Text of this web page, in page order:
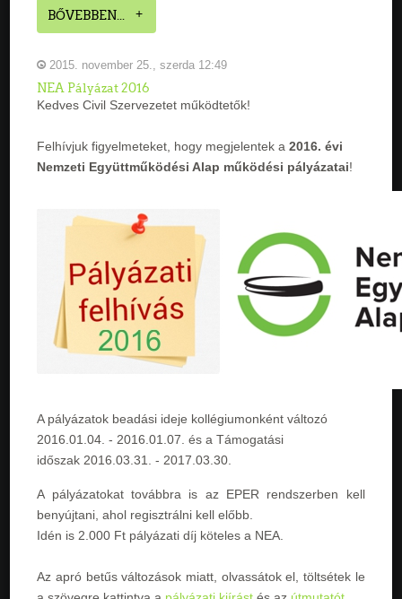
BŐVEBBEN...
2015. november 25., szerda 12:49
NEA Pályázat 2016
Kedves Civil Szervezetet működtetők!
Felhívjuk figyelmeteket, hogy megjelentek a2016. évi
Nemzeti Együttműködési Alap működési pályázatai!
A pályázatok beadási ideje kollégiumonként változó
2016.01.04. - 2016.01.07 . és a Támogatási
időszak 2016.03.31. - 2017.03.30
A pályázatokat továbbra is az EPER rendszerben kell
benyújtani, ahol regisztrálni kell előbb.
Idén is 2.000 Ft pályázati díj köteles a NEA.
Az apró betűs változások miatt, olvassátok el, töltsétek le